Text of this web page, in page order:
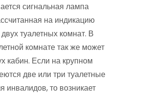
сигнальная лампа
на индикацию
туалетных комнат. В
комнате так же может
кабин. Если на крупном
две или три туалетные
инвалидов, то возникает